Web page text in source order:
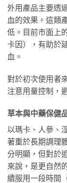
外用產品主要透
血的效果。這類
低。目前市面上
卡因），有助於
血。
對於初次使用者
注意用量控制，
草本與中藥保健
以瑪卡、人參、
著重於長期調理
分明顯，但對於
來說，是更自然
續服用一段時間